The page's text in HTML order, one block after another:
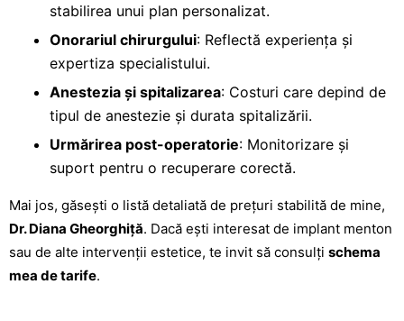
stabilirea unui plan personalizat.
Onorariul chirurgului: Reflectă experiența și
expertiza specialistului.
Anestezia și spitalizarea: Costuri care depind de
tipul de anestezie și durata spitalizării.
Urmărirea post-operatorie: Monitorizare și
suport pentru o recuperare corectă.
Mai jos, găsești o listă detaliată de prețuri stabilită de mine,
Dr. Diana Gheorghiță. Dacă ești interesat de implant menton
sau de alte intervenții estetice, te invit să consulți schema
mea de tarife.